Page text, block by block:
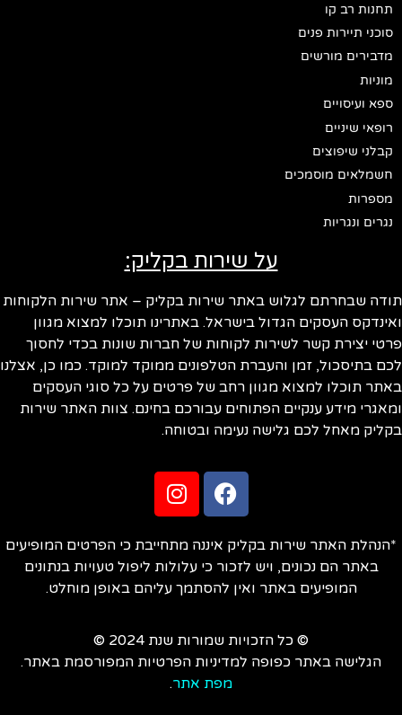
תחנות רב קו
סוכני תיירות פנים
מדבירים מורשים
מוניות
ספא ועיסויים
רופאי שיניים
קבלני שיפוצים
חשמלאים מוסמכים
מספרות
נגרים ונגריות
על שירות בקליק:
שבחרתם לגלוש באתר שירות בקליק – אתר שירות הלקוחות
העסקים הגדול בישראל. באתרינו תוכלו למצוא מגוון
יצירת קשר לשירות לקוחות של חברות שונות בכדי לחסוך
בתיסכול, זמן והעברת הטלפונים ממוקד למוקד. כמו כן, אצלנו
תוכלו למצוא מגוון רחב של פרטים על כל סוגי העסקים
מידע ענקיים הפתוחים עבורכם בחינם. צוות האתר שירות
מאחל לכם גלישה נעימה ובטוחה.
האתר שירות בקליק איננה מתחייבת כי הפרטים המופיעים
באתר הם נכונים, ויש לזכור כי עלולות ליפול טעויות בנתונים
המופיעים באתר ואין להסתמך עליהם באופן מוחלט.
© כל הזכויות שמורות שנת 2024 ©
הגלישה באתר כפופה למדיניות הפרטיות המפורסמת באתר.
מפת אתר.